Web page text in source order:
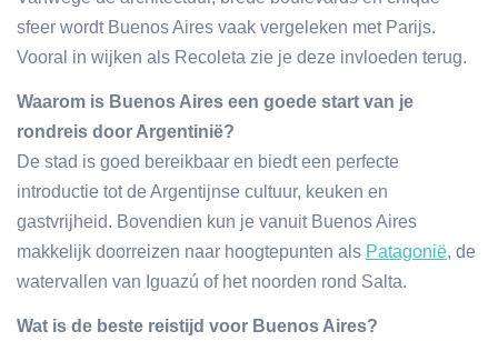
sfeer wordt Buenos Aires vaak vergeleken met Parijs.
Vooral in wijken als Recoleta zie je deze invloeden terug.
Waarom is Buenos Aires een goede start van je
rondreis door Argentinië?
De stad is goed bereikbaar en biedt een perfecte
introductie tot de Argentijnse cultuur, keuken en
gastvrijheid. Bovendien kun je vanuit Buenos Aires
makkelijk doorreizen naar hoogtepunten als Patagonië, de
watervallen van Iguazú of het noorden rond Salta.
Wat is de beste reistijd voor Buenos Aires?